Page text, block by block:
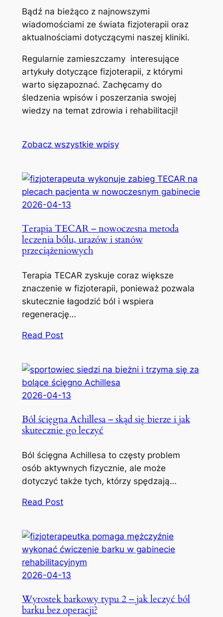
Bądź na bieżąco z najnowszymi
wiadomościami ze świata fizjoterapii oraz
aktualnościami dotyczącymi naszej kliniki.
Regularnie zamieszczamy interesujące
artykuły dotyczące fizjoterapii, z którymi
warto sięzapoznać. Zachęcamy do
śledzenia wpisów i poszerzania swojej
wiedzy na temat zdrowia i rehabilitacji!
Zobacz wszystkie wpisy
2026-04-13
Terapia TECAR – nowoczesna metoda
leczenia bólu, urazów i stanów
przeciążeniowych
Terapia TECAR zyskuje coraz większe
znaczenie w fizjoterapii, ponieważ pozwala
skutecznie łagodzić ból i wspiera
regenerację…
Read Post
2026-04-13
Ból ścięgna Achillesa – skąd się bierze i jak
skutecznie go leczyć
Ból ścięgna Achillesa to częsty problem
osób aktywnych fizycznie, ale może
dotyczyć także tych, którzy spędzają…
Read Post
2026-04-13
Wyrostek barkowy typu 2 – jak leczyć ból
barku bez operacji?